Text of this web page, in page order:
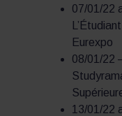
07/01/22
Eurexpo
08/01/22
13/01/22